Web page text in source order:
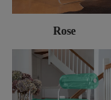
Rose